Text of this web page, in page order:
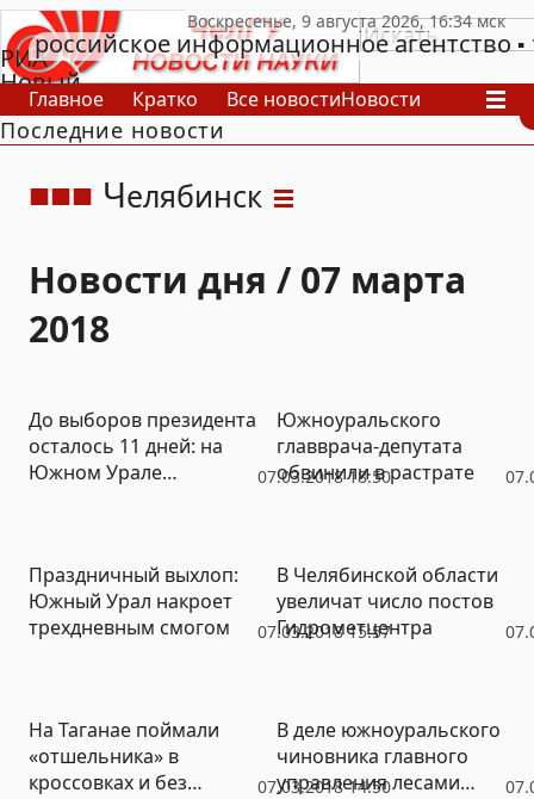
РИА
Новый
День
российское информационное агентство
Главное Кратко Все новостиНовости
В России
В мире
Последние новости
Челябинск
Новости дня / 07 марта
2018
07.03.2018 18:50
До выборов президента
осталось 11 дней: на
Южном Урале
Южноуральского
главврача-депутата
обвинили в растрате
07.03.2018 15:57
Праздничный выхлоп:
Южный Урал накроет
трехдневным смогом
В Челябинской области
увеличат число постов
Гидрометцентра
07.03.2018 14:50
На Таганае поймали
«отшельника» в
кроссовках и без
В деле южноуральского
чиновника главного
управления лесами